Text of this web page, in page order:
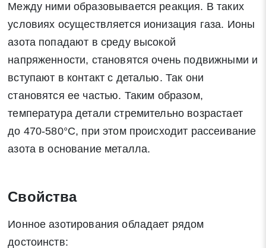
Поиск
Между ними образовывается реакция. В таких
условиях осуществляется ионизация газа. Ионы
азота попадают в среду высокой
напряженности, становятся очень подвижными и
вступают в контакт с деталью. Так они
становятся ее частью. Таким образом,
температура детали стремительно возрастает
до 470-580°С, при этом происходит рассеивание
азота в основание металла.
Свойства
Ионное азотирования обладает рядом
достоинств:
Заявка на обратный звонок
Закрыть